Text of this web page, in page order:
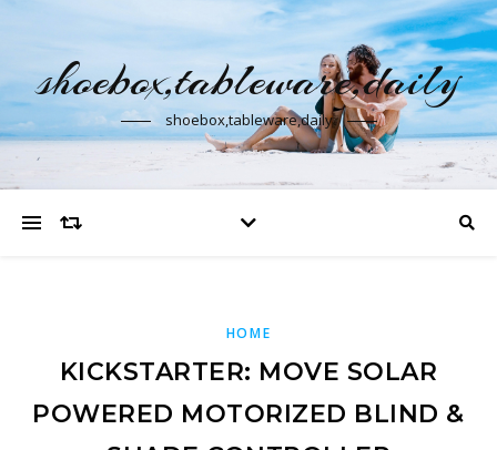
shoebox,tableware,daily
shoebox,tableware,daily
HOME
KICKSTARTER: MOVE SOLAR
POWERED MOTORIZED BLIND &